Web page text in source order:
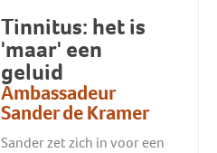
Tinnitus: het is
'maar' een
geluid
Ambassadeur
Sander de Kramer
Sander zet zich in voor een